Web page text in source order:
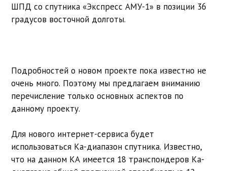
ШПД со спутника «Экспресс AМУ-1» в позиции 36
градусов восточной долготы.
Подробностей о новом проекте пока известно не
очень много. Поэтому мы предлагаем вниманию
перечисление только основных аспектов по
данному проекту.
Для нового интернет-сервиса будет
использоваться Ka-диапазон спутника. Известно,
что на данном КА имеется 18 транспондеров Ka-